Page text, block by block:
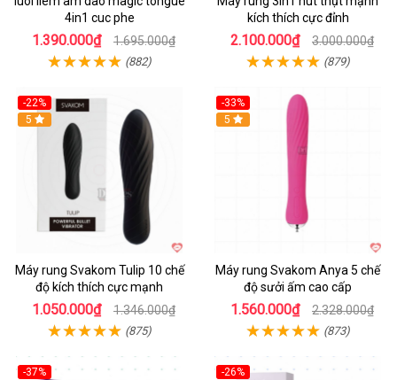
4in1 cuc phe
1.390.000₫ 1.695.000₫
(882)
kích thích cực đỉnh
2.100.000₫ 3.000.000₫
(879)
-22%
Hot
5
Máy rung Svakom Tulip 10 chế
độ kích thích cực mạnh
1.050.000₫ 1.346.000₫
(875)
-33%
Hot
5
Máy rung Svakom Anya 5 chế
độ sưởi ấm cao cấp
1.560.000₫ 2.328.000₫
(873)
-37%
-26%